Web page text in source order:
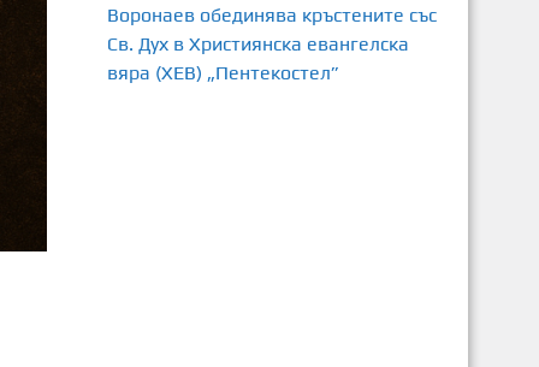
Воронаев обединява кръстените със
Св. Дух в Християнска евангелска
вяра (ХЕВ) „Пентекостел”